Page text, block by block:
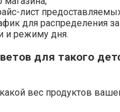
лист
для распределения
и режиму дня.
для такого
вес продуктов